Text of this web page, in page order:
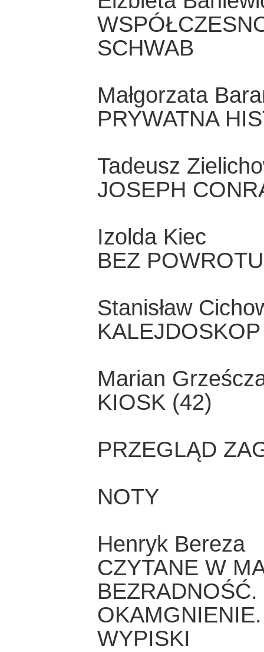
SCHWAB
Małgorzata
PRYWATNA
Tadeusz
JOSEPH
Izolda Kiec
BEZ
Stanisław
Marian
KIOSK (42)
PRZEGLĄD
NOTY
Henryk Bereza
CZYTANE W
BEZRADNOŚĆ.
WYPISKI